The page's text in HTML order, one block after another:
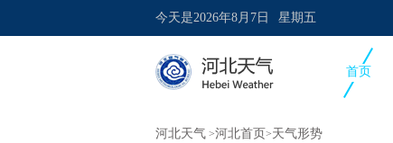
今天是2026年8月7日 星期五
首页
河北天气 >河北首页 >天气形势